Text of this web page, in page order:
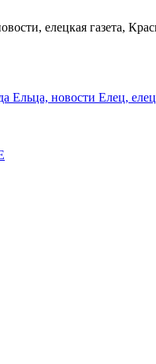
елецкая газета,
Ельца, новости Елец,